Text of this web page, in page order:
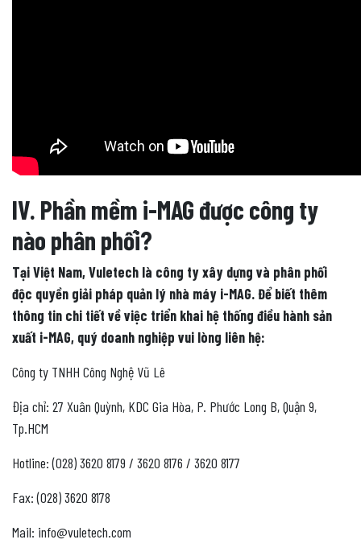
IV. Phần mềm i-MAG được công ty
nào phân phối?
Tại Việt Nam, Vuletech là công ty xây dựng và phân phối
độc quyền giải pháp quản lý nhà máy i-MAG. Để biết thêm
thông tin chi tiết về việc triển khai hệ thống điều hành sản
xuất i-MAG, quý doanh nghiệp vui lòng liên hệ:
Công ty TNHH Công Nghệ Vũ Lê
Địa chỉ: 27 Xuân Quỳnh, KDC Gia Hòa, P. Phước Long B, Quận 9,
Tp.HCM
Hotline: (028) 3620 8179 / 3620 8176 / 3620 8177
Fax: (028) 3620 8178
Mail: info@vuletech.com